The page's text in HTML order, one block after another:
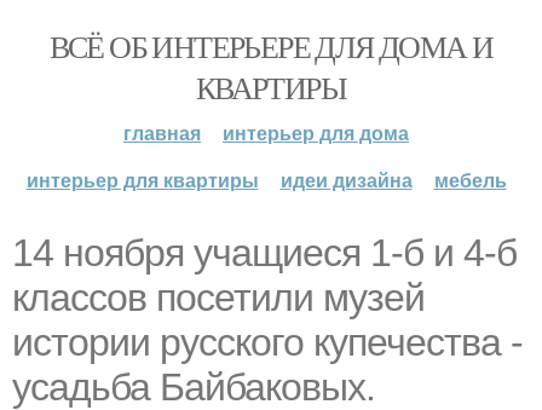
ВСЁ ОБ ИНТЕРЬЕРЕ ДЛЯ ДОМА И
КВАРТИРЫ
главная
интерьер для дома
интерьер для квартиры
идеи дизайна мебель
14 ноября учащиеся 1-б и 4-б
классов посетили музей
истории русского купечества -
усадьба Байбаковых.